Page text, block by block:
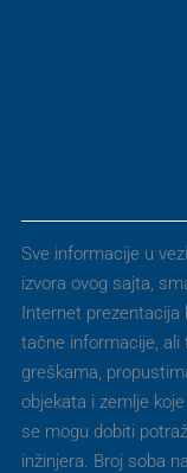
Sve informacije u
izvora ovog sajta,
Internet prezentacija
tačne informacije, ali
greškama,
objekata i zemlje
se mogu dobiti
inžinjera. Broj soba